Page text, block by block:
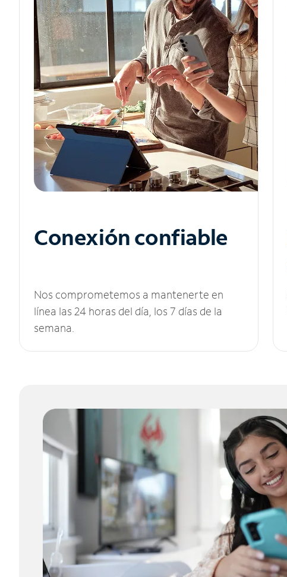
Conexión confiable
Nos comprometemos a mantenerte en
línea las 24 horas del día, los 7 días de la
semana.